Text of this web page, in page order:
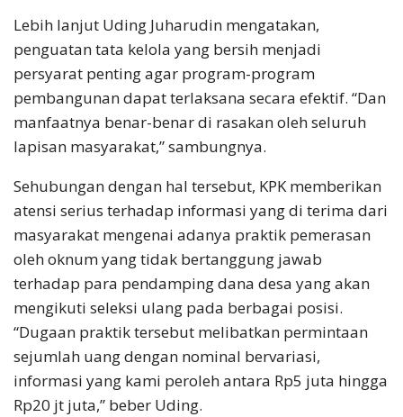
Lebih lanjut Uding Juharudin mengatakan,
penguatan tata kelola yang bersih menjadi
persyarat penting agar program-program
pembangunan dapat terlaksana secara efektif. “Dan
manfaatnya benar-benar di rasakan oleh seluruh
lapisan masyarakat,” sambungnya.
Sehubungan dengan hal tersebut, KPK memberikan
atensi serius terhadap informasi yang di terima dari
masyarakat mengenai adanya praktik pemerasan
oleh oknum yang tidak bertanggung jawab
terhadap para pendamping dana desa yang akan
mengikuti seleksi ulang pada berbagai posisi.
“Dugaan praktik tersebut melibatkan permintaan
sejumlah uang dengan nominal bervariasi,
informasi yang kami peroleh antara Rp5 juta hingga
Rp20 jt juta,” beber Uding.